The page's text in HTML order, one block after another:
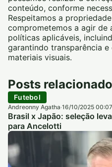
conteúdo, conforme
Respeitamos a
comprometemos a agir de
políticas aplicáveis,
garantindo transparência
materiais visuais.
Posts
Futebol
Andreonny Agatha·16/10/2025 00:07
Brasil x Japão: seleção
para Ancelotti